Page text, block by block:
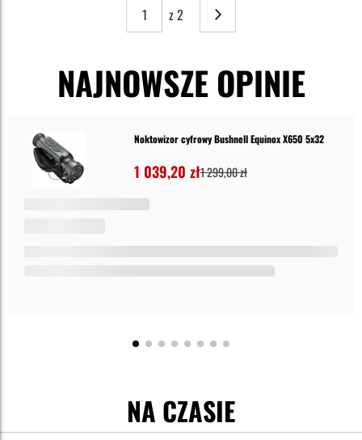
z 2
Strona
Następne
NAJNOWSZE OPINIE
Noktowizor cyfrowy Bushnell Equinox X650 5x32
1 039,20 zł1 299,00 zł
NA CZASIE